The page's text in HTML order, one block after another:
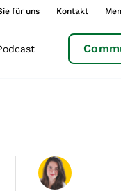
für uns Kontakt